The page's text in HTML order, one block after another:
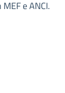
e ANCI.